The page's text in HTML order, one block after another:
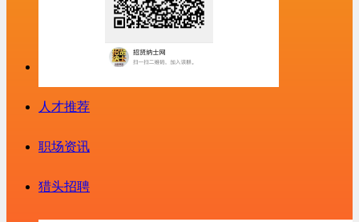
人才推荐
职场资讯
猎头招聘